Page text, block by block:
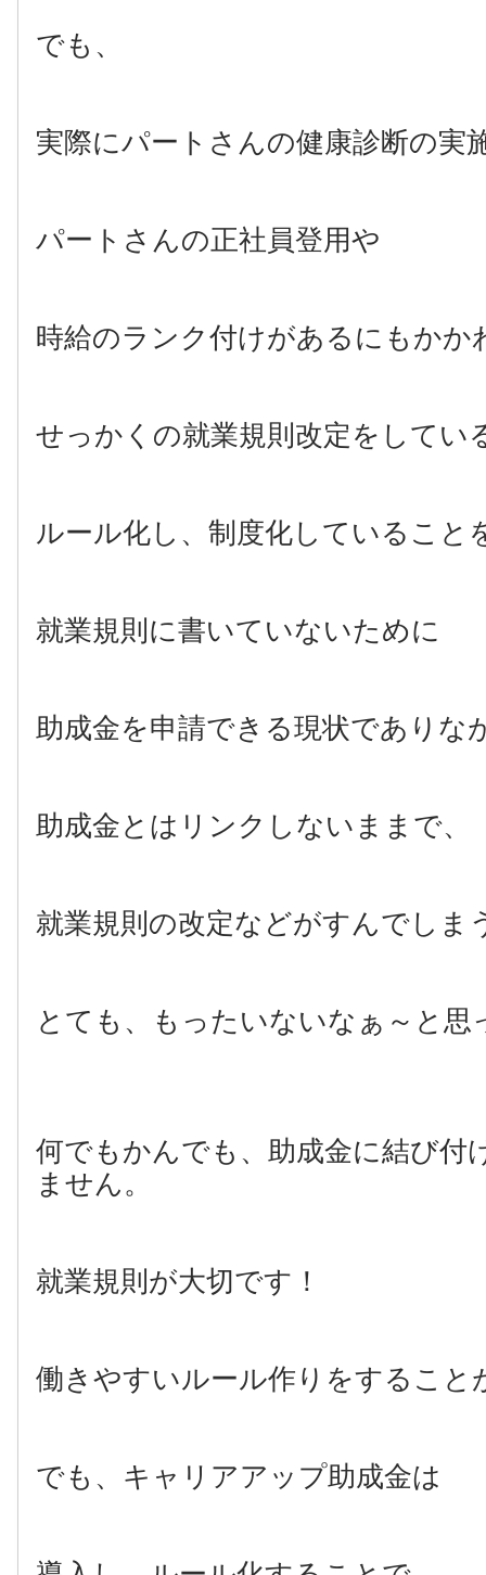
でも、
実際にパートさんの健康診断の実
パートさんの正社員登用や
時給のランク付けがあるにもかか
せっかくの就業規則改定をしてい
ルール化し、制度化していること
就業規則に書いていないために
助成金を申請できる現状でありな
助成金とはリンクしないままで、
就業規則の改定などがすんでしま
とても、もったいないなぁ～と思
何でもかんでも、助成金に結び付
ません。
就業規則が大切です！
働きやすいルール作りをすること
でも、キャリアアップ助成金は